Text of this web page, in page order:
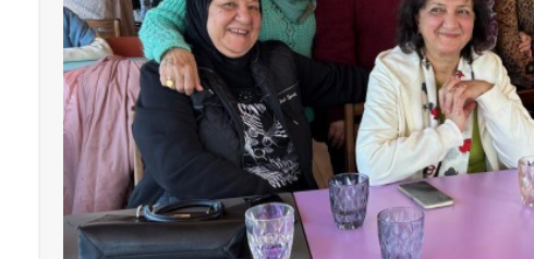
قراءات ومستجدات ومواقف في لبنان والمنطقة - الجمعة 7-8-2026: مفاوضات
على السكة ؟
الجمعة 7-8-2026
7-8-2026
الخميس 6-8-2026